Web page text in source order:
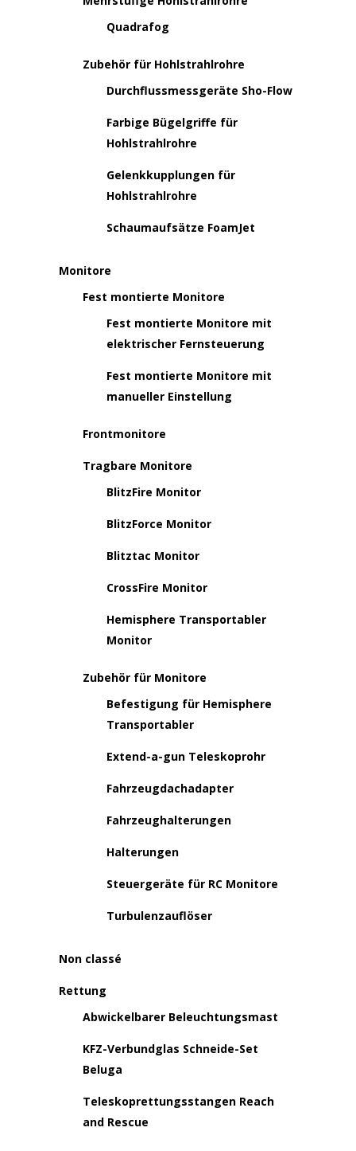
Quadrafog
Zubehör für Hohlstrahlrohre
Durchflussmessgeräte Sho-Flow
Farbige Bügelgriffe für
Hohlstrahlrohre
Gelenkkupplungen für
Hohlstrahlrohre
Schaumaufsätze FoamJet
Monitore
Fest montierte Monitore
Fest montierte Monitore mit
elektrischer Fernsteuerung
Fest montierte Monitore mit
manueller Einstellung
Frontmonitore
Tragbare Monitore
BlitzFire Monitor
BlitzForce Monitor
Blitztac Monitor
CrossFire Monitor
Hemisphere Transportabler
Monitor
Zubehör für Monitore
Befestigung für Hemisphere
Transportabler
Extend-a-gun Teleskoprohr
Fahrzeugdachadapter
Fahrzeughalterungen
Halterungen
Steuergeräte für RC Monitore
Turbulenzauflöser
Non classé
Rettung
Abwickelbarer Beleuchtungsmast
KFZ-Verbundglas Schneide-Set
Beluga
Teleskoprettungsstangen Reach
and Rescue